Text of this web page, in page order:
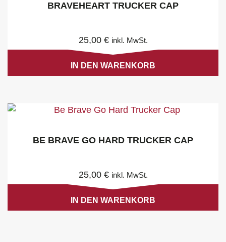
BRAVEHEART TRUCKER CAP
25,00 € inkl. MwSt.
IN DEN WARENKORB
BE BRAVE GO HARD TRUCKER CAP
25,00 € inkl. MwSt.
IN DEN WARENKORB